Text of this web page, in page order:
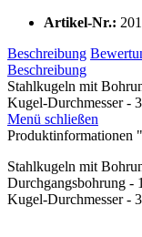
Artikel-Nr.:
Beschreibung
Beschreibung
Stahlkugeln mit
Kugel-Durchmesser -
Menü schließen
Produktinformationen
Stahlkugeln mit
Durchgangsbohrung -
Kugel-Durchmesser -